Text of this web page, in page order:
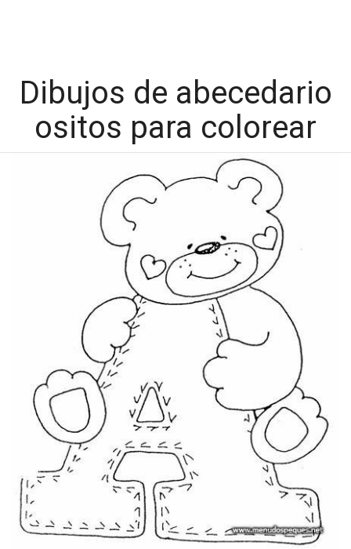
Dibujos de abecedario
ositos para colorear